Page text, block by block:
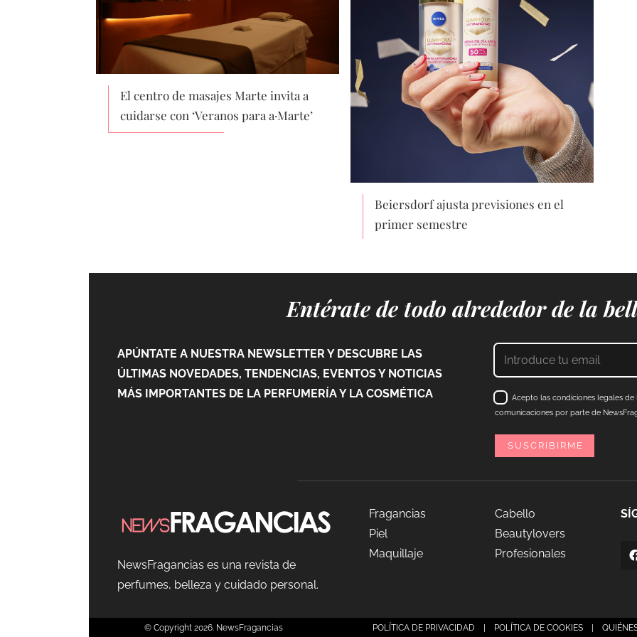
El centro de masajes Marte invita a
cuidarse con ‘Veranos para a·Marte’
Beiersdorf ajusta previsiones en el
primer semestre
Entérate de todo alrededor de la
APÚNTATE A NUESTRA NEWSLETTER Y DESCUBRE LAS
ÚLTIMAS NOVEDADES, TENDENCIAS, EVENTOS Y NOTICIAS
MÁS IMPORTANTES DE LA PERFUMERÍA Y LA COSMÉTICA
Acepto las condiciones legales
comunicaciones por parte de
NewsFragancias es una revista de
perfumes, belleza y cuidado personal.
Fragancias
Piel
Maquillaje
Cabello
Beautylovers
Profesionales
© Copyright 2026. NewsFragancias POLÍTICA DE PRIVACIDAD POLÍTICA DE COOKIES